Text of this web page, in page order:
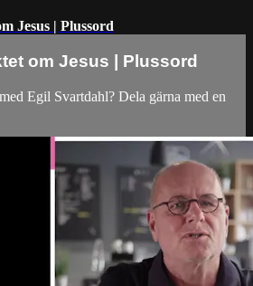
Jesus | Plussord
om Jesus | Plussord
Egil Svartdahl? Dela gärna med en